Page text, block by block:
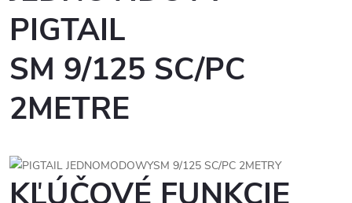
PIGTAIL
SM 9/125 SC/PC
2METRE